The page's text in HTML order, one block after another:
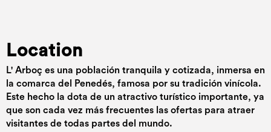
Location
L' Arboç es una población tranquila y cotizada, inmersa en
la comarca del Penedés, famosa por su tradición vinícola.
Este hecho la dota de un atractivo turístico importante, ya
que son cada vez más frecuentes las ofertas para atraer
visitantes de todas partes del mundo.